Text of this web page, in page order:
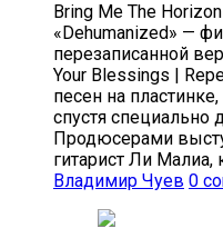
Bring Me The
«Dehumanized» —
перезаписанной
Your Blessings |
песен на
спустя специально
Продюсерами
гитарист Ли
Владимир Чуев 0